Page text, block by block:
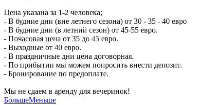
Цена указана за 1-2 человека;
- В будние дни (вне летнего сезона) от 30 - 35 - 40 евро
- В будние дни (в летний сезон) от 45-55 евро.
- Почасовая цена от 35 до 45 евро.
- Выходные от 40 евро.
- В праздничные дни цена договорная.
- По прибытии мы можем попросить внести депозит.
- Бронирование по предоплате.
Мы не сдаем в аренду для вечеринок!
БольшеМеньше